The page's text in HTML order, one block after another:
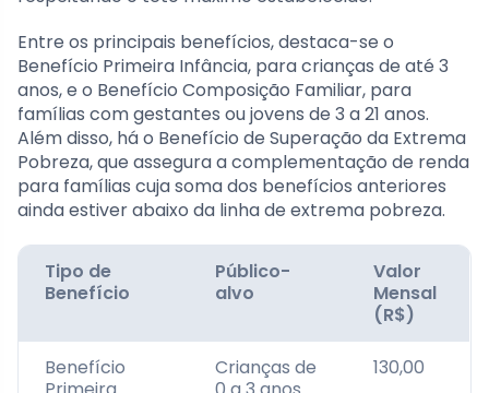
Entre os principais benefícios, destaca-se o
Benefício Primeira Infância, para crianças de até 3
anos, e o Benefício Composição Familiar, para
famílias com gestantes ou jovens de 3 a 21 anos.
Além disso, há o Benefício de Superação da Extrema
Pobreza, que assegura a complementação de renda
para famílias cuja soma dos benefícios anteriores
ainda estiver abaixo da linha de extrema pobreza.
Tipo de
Benefício
Público-
alvo
Valor
Mensal
(R$)
Benefício
Crianças de
130,00